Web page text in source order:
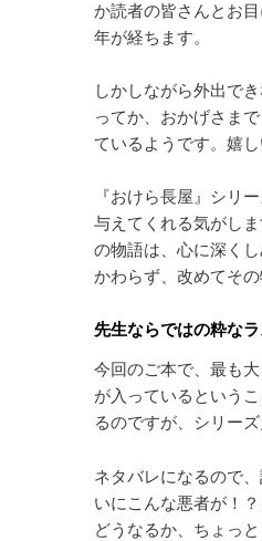
か読者の皆さんとお
年が経ちます。
しかしながら外出で
ってか、おかげさま
ているようです。嬉し
『おけら長屋』シリ
与えてくれる気がし
の物語は、心に深く
かわらず、改めてそ
先生ならではの粋な
今回のご本で、最も
が入っているという
るのですが、シリー
ネタバレになるので
いにこんな悪者が！
どうなるか、ちょっ